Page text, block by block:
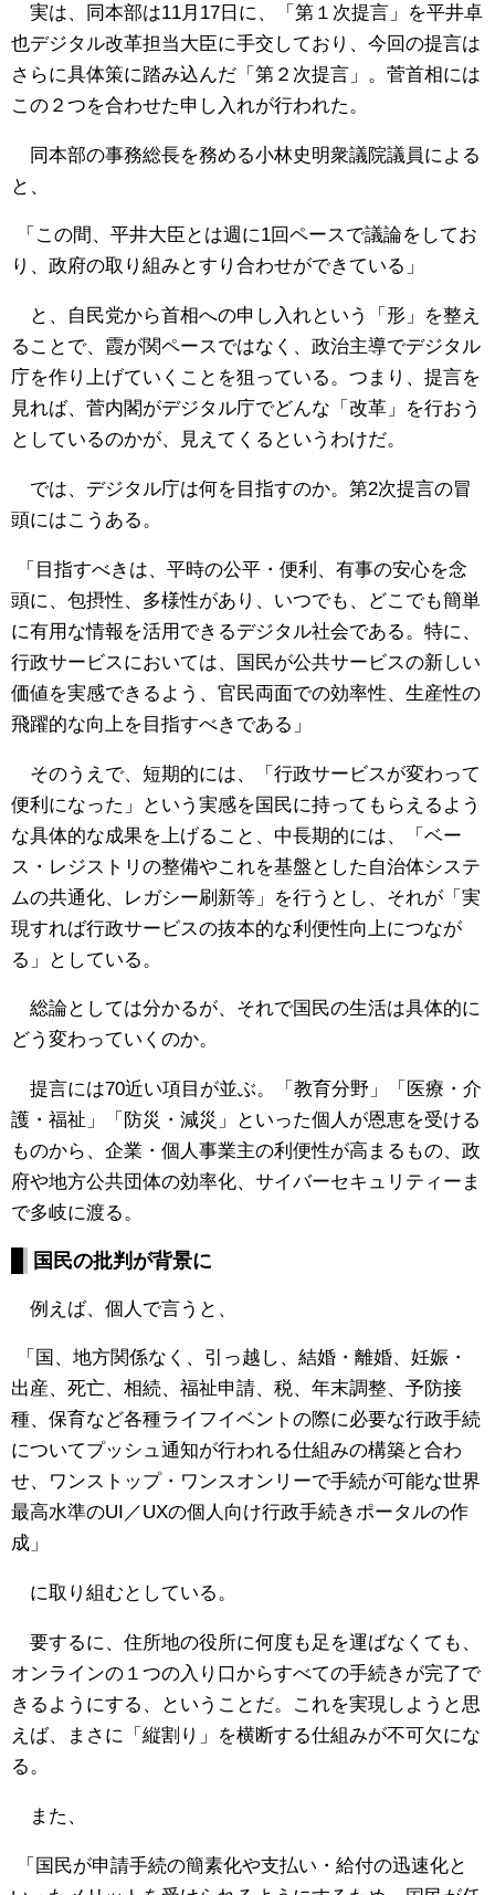
実は、同本部は11月17日に、「第１次提言」を平井卓
也デジタル改革担当大臣に手交しており、今回の提言は
さらに具体策に踏み込んだ「第２次提言」。菅首相には
この２つを合わせた申し入れが行われた。
同本部の事務総長を務める小林史明衆議院議員による
と、
「この間、平井大臣とは週に1回ペースで議論をしてお
り、政府の取り組みとすり合わせができている」
と、自民党から首相への申し入れという「形」を整え
ることで、霞が関ペースではなく、政治主導でデジタル
庁を作り上げていくことを狙っている。つまり、提言を
見れば、菅内閣がデジタル庁でどんな「改革」を行おう
としているのかが、見えてくるというわけだ。
では、デジタル庁は何を目指すのか。第2次提言の冒
頭にはこうある。
「目指すべきは、平時の公平・便利、有事の安心を念
頭に、包摂性、多様性があり、いつでも、どこでも簡単
に有用な情報を活用できるデジタル社会である。特に、
行政サービスにおいては、国民が公共サービスの新しい
価値を実感できるよう、官民両面での効率性、生産性の
飛躍的な向上を目指すべきである」
そのうえで、短期的には、「行政サービスが変わって
便利になった」という実感を国民に持ってもらえるよう
な具体的な成果を上げること、中長期的には、「ベー
ス・レジストリの整備やこれを基盤とした自治体システ
ムの共通化、レガシー刷新等」を行うとし、それが「実
現すれば行政サービスの抜本的な利便性向上につなが
る」としている。
総論としては分かるが、それで国民の生活は具体的に
どう変わっていくのか。
提言には70近い項目が並ぶ。「教育分野」「医療・介
護・福祉」「防災・減災」といった個人が恩恵を受ける
ものから、企業・個人事業主の利便性が高まるもの、政
府や地方公共団体の効率化、サイバーセキュリティーま
で多岐に渡る。
国民の批判が背景に
例えば、個人で言うと、
「国、地方関係なく、引っ越し、結婚・離婚、妊娠・
出産、死亡、相続、福祉申請、税、年末調整、予防接
種、保育など各種ライフイベントの際に必要な行政手続
についてプッシュ通知が行われる仕組みの構築と合わ
せ、ワンストップ・ワンスオンリーで手続が可能な世界
最高水準のUI／UXの個人向け行政手続きポータルの作
成」
に取り組むとしている。
要するに、住所地の役所に何度も足を運ばなくても、
オンラインの１つの入り口からすべての手続きが完了で
きるようにする、ということだ。これを実現しようと思
えば、まさに「縦割り」を横断する仕組みが不可欠にな
る。
また、
「国民が申請手続の簡素化や支払い・給付の迅速化と